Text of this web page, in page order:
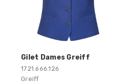
Gilet Dames Greiff
1721.666.126
Greiff